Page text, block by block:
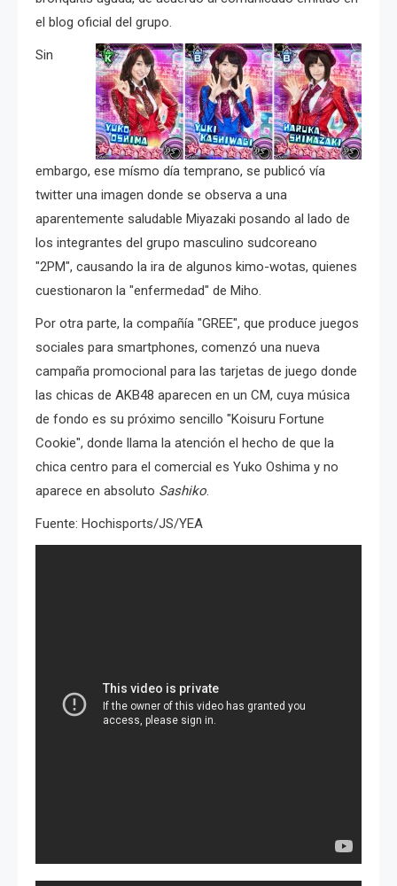
el blog oficial del grupo.
Sin
embargo, ese mísmo día temprano, se publicó vía
twitter una imagen donde se observa a una
aparentemente saludable Miyazaki posando al lado de
los integrantes del grupo masculino sudcoreano
"2PM", causando la ira de algunos kimo-wotas, quienes
cuestionaron la "enfermedad" de Miho.
Por otra parte, la compañía "GREE", que produce juegos
sociales para smartphones, comenzó una nueva
campaña promocional para las tarjetas de juego donde
las chicas de AKB48 aparecen en un CM, cuya música
de fondo es su próximo sencillo "Koisuru Fortune
Cookie", donde llama la atención el hecho de que la
chica centro para el comercial es Yuko Oshima y no
aparece en absoluto Sashiko.
Fuente: Hochisports/JS/YEA